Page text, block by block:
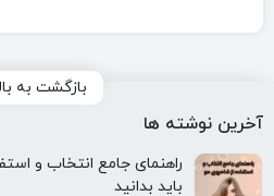
بازگشت به
آخرین نوشته ها
راهنمای جامع انتخاب و
باید بدانید